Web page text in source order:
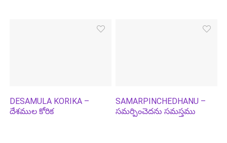
DESAMULA KORIKA –
దేశముల కోరిక
SAMARPINCHEDHANU –
సమర్పించెదను సమస్తము